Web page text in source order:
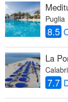
Puglia
8.5
La
7.7